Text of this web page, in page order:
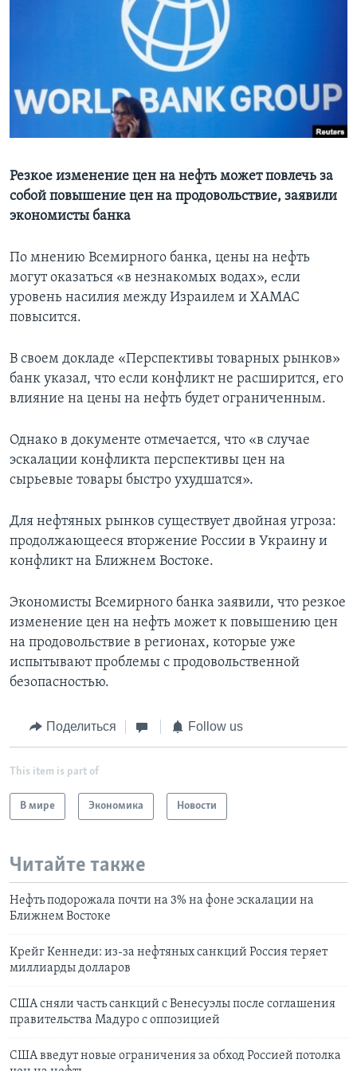
Резкое изменение цен на нефть может повлечь за
собой повышение цен на продовольствие, заявили
экономисты банка
По мнению Всемирного банка, цены на нефть
могут оказаться «в незнакомых водах», если
уровень насилия между Израилем и ХАМАС
повысится.
В своем докладе «Перспективы товарных рынков»
банк указал, что если конфликт не расширится, его
влияние на цены на нефть будет ограниченным.
Однако в документе отмечается, что «в случае
эскалации конфликта перспективы цен на
сырьевые товары быстро ухудшатся».
Для нефтяных рынков существует двойная угроза:
продолжающееся вторжение России в Украину и
конфликт на Ближнем Востоке.
Экономисты Всемирного банка заявили, что резкое
изменение цен на нефть может к повышению цен
на продовольствие в регионах, которые уже
испытывают проблемы с продовольственной
безопасностью.
Поделиться Follow us
This item is part of
В мире Экономика Новости
Читайте также
Нефть подорожала почти на 3% на фоне эскалации на
Ближнем Востоке
Крейг Кеннеди: из-за нефтяных санкций Россия теряет
миллиарды долларов
США сняли часть санкций с Венесуэлы после соглашения
правительства Мадуро с оппозицией
США введут новые ограничения за обход Россией потолка